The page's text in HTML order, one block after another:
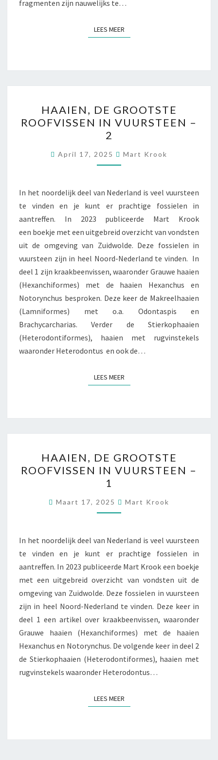
fragmenten zijn nauwelijks te…
LEES MEERLEES MEER
DE
GROOTSTE
ROOFVISSEN
IN
VUURSTEEN
2
HAAIEN, DE GROOTSTE
ROOFVISSEN IN VUURSTEEN –
2
April 17, 2025 Mart Krook
In het noordelijk deel van Nederland is veel vuursteen
te vinden en je kunt er prachtige fossielen in
aantreffen. In 2023 publiceerde Mart Krook
een boekje met een uitgebreid overzicht van vondsten
uit de omgeving van Zuidwolde. Deze fossielen in
vuursteen zijn in heel Noord-Nederland te vinden. In
deel 1 zijn kraakbeenvissen, waaronder Grauwe haaien
(Hexanchiformes) met de haaien Hexanchus en
Notorynchus besproken. Deze keer de Makreelhaaien
(Lamniformes) met o.a. Odontaspis en
Brachycarcharias. Verder de Stierkophaaien
(Heterodontiformes), haaien met rugvinstekels
waaronder Heterodontus en ook de…
LEES MEERLEES MEER
DE
GROOTSTE
ROOFVISSEN
IN
VUURSTEEN
1
HAAIEN, DE GROOTSTE
ROOFVISSEN IN VUURSTEEN –
1
Maart 17, 2025 Mart Krook
In het noordelijk deel van Nederland is veel vuursteen
te vinden en je kunt er prachtige fossielen in
aantreffen. In 2023 publiceerde Mart Krook een boekje
met een uitgebreid overzicht van vondsten uit de
omgeving van Zuidwolde. Deze fossielen in vuursteen
zijn in heel Noord-Nederland te vinden. Deze keer in
deel 1 een artikel over kraakbeenvissen, waaronder
Grauwe haaien (Hexanchiformes) met de haaien
Hexanchus en Notorynchus. De volgende keer in deel 2
de Stierkophaaien (Heterodontiformes), haaien met
rugvinstekels waaronder Heterodontus…
LEES MEERLEES MEER